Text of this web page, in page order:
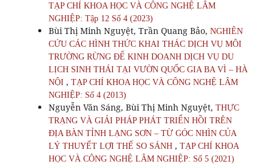
TẠP CHÍ KHOA HỌC VÀ CÔNG NGHỆ LÂM
NGHIỆP: Tập 12 Số 4 (2023)
Bùi Thị Minh Nguyệt, Trần Quang Bảo, NGHIÊN
CỨU CÁC HÌNH THỨC KHAI THÁC DỊCH VỤ MÔI
TRƯỜNG RỪNG ĐỂ KINH DOANH DỊCH VỤ DU
LỊCH SINH THÁI TẠI VƯỜN QUỐC GIA BA VÌ – HÀ
NỘI , TẠP CHÍ KHOA HỌC VÀ CÔNG NGHỆ LÂM
NGHIỆP: Số 4 (2013)
Nguyễn Văn Sáng, Bùi Thị Minh Nguyệt, THỰC
TRẠNG VÀ GIẢI PHÁP PHÁT TRIỂN HỒI TRÊN
ĐỊA BÀN TỈNH LẠNG SƠN – TỪ GÓC NHÌN CỦA
LÝ THUYẾT LỢI THẾ SO SÁNH , TẠP CHÍ KHOA
HỌC VÀ CÔNG NGHỆ LÂM NGHIỆP: Số 5 (2021)